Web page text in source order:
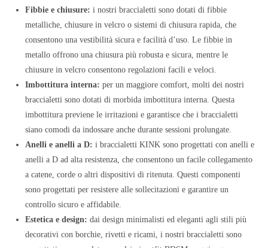
Fibbie e chiusure: i nostri braccialetti sono dotati di fibbie
metalliche, chiusure in velcro o sistemi di chiusura rapida, che
consentono una vestibilità sicura e facilità d’uso. Le fibbie in
metallo offrono una chiusura più robusta e sicura, mentre le
chiusure in velcro consentono regolazioni facili e veloci.
Imbottitura interna: per un maggiore comfort, molti dei nostri
braccialetti sono dotati di morbida imbottitura interna. Questa
imbottitura previene le irritazioni e garantisce che i braccialetti
siano comodi da indossare anche durante sessioni prolungate.
Anelli e anelli a D: i braccialetti KINK sono progettati con anelli e
anelli a D ad alta resistenza, che consentono un facile collegamento
a catene, corde o altri dispositivi di ritenuta. Questi componenti
sono progettati per resistere alle sollecitazioni e garantire un
controllo sicuro e affidabile.
Estetica e design: dai design minimalisti ed eleganti agli stili più
decorativi con borchie, rivetti e ricami, i nostri braccialetti sono